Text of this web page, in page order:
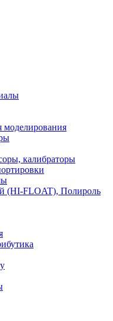
моделирования
калибраторы
(HI-FLOAT), Полироль